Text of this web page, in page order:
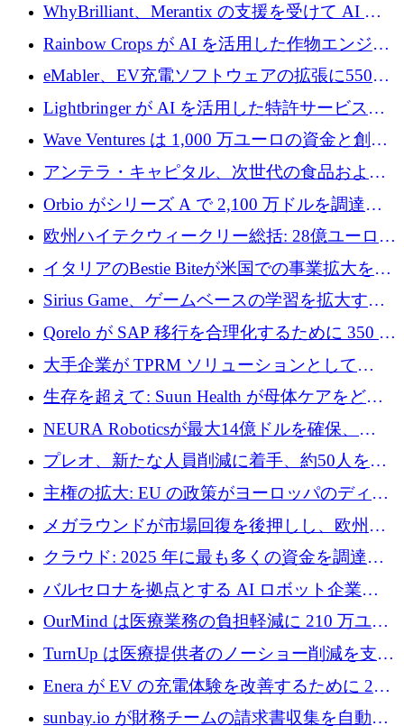
WhyBrilliant、Merantix の支援を受けて AI 求
人マッチングを拡大するために 100 万ユーロ
Rainbow Crops が AI を活用した作物エンジニ
アリングを拡張するために 970 万ユーロを調
eMabler、EV充電ソフトウェアの拡張に550万
ユーロを確保
Lightbringer が AI を活用した特許サービスを
拡大するために 1,000 万ドルを調達
Wave Ventures は 1,000 万ユーロの資金と創設
者補助金で 10 周年を迎える
アンテラ・キャピタル、次世代の食品および
アグリテクノロジーのイノベーションを支援
するファンド III の初回クローズ額が 1 億ドル
に到達
Orbio がシリーズ A で 2,100 万ドルを調達、
AI 労働力管理を世界の最前線の労働者に提供
欧州ハイテクウィークリー総括: 28億ユーロの
取引と5月のハイライト
イタリアのBestie Biteが米国での事業拡大を加
速するために150万ユーロを調達
Sirius Game、ゲームベースの学習を拡大する
ために 130 万ユーロの資金調達を完了
Qorelo が SAP 移行を合理化するために 350 万
ドルを調達
大手企業が TPRM ソリューションとして
Vanta を選択する理由
生存を超えて: Suun Health が母体ケアをどの
ように再考しているか
NEURA Roboticsが最大14億ドルを確保、
Bending Spoonsが米国IPOを申請、英国首相が
4億ポンドのチップ計画を発表
プレオ、新たな人員削減に着手、約50人を解
雇
主権の拡大: EU の政策がヨーロッパのディー
プテック戦略をどのように再構築しているか
メガラウンドが市場回復を後押しし、欧州の
ハイテク資金調達は5月に105億ユーロに回復
クラウド: 2025 年に最も多くの資金を調達し
た 10 社
バルセロナを拠点とする AI ロボット企業
Theker が 8,500 万ドルを調達
OurMind は医療業務の負担軽減に 210 万ユー
ロを寄付
TurnUp は医療提供者のノーショー削減を支援
するために 200 万ユーロを調達
Enera が EV の充電体験を改善するために 200
万ドルを調達
sunbay.io が財務チームの請求書収集を自動化